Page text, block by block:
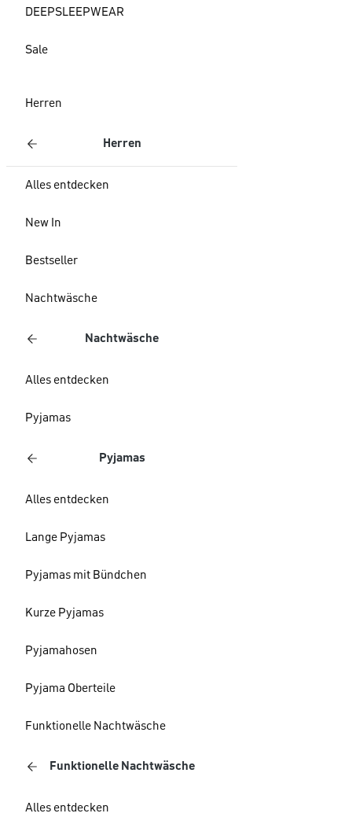
DEEPSLEEPWEAR
Sale
Herren
Herren
Alles entdecken
New In
Bestseller
Nachtwäsche
Nachtwäsche
Alles entdecken
Pyjamas
Pyjamas
Alles entdecken
Lange Pyjamas
Pyjamas mit Bündchen
Kurze Pyjamas
Pyjamahosen
Pyjama Oberteile
Funktionelle Nachtwäsche
Funktionelle Nachtwäsche
Alles entdecken